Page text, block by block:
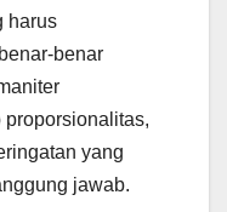
harus
benar
proporsionalitas,
yang
jawab.